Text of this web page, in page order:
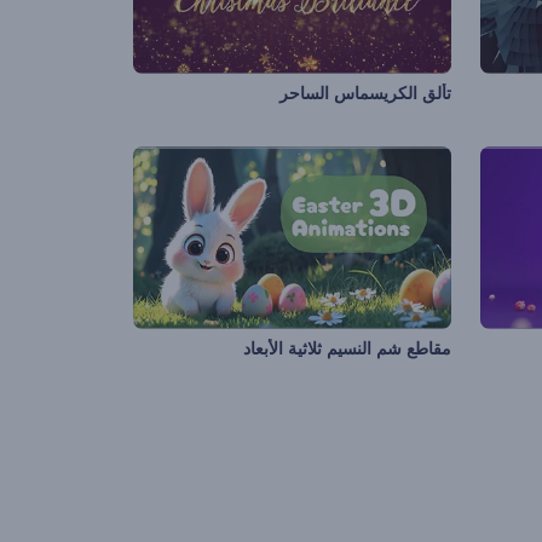
تألق الكريسماس الساحر
مقاطع شم النسيم ثلاثية الأبعاد